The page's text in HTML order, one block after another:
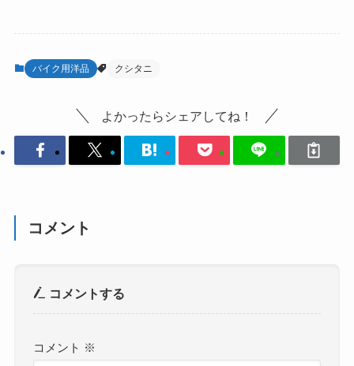
バイク用洋品 クシタニ
よかったらシェアしてね！
コメント
コメントする
コメント ※